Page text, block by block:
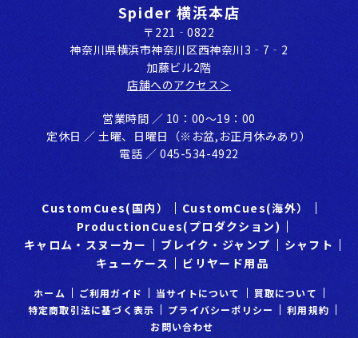
Spider 横浜本店
〒221‐0822
神奈川県横浜市神奈川区⻄神奈川3‐7‐2
加藤ビル2階
店舗へのアクセス＞
営業時間 ／ 10：00〜19：00
定休⽇ ／ ⼟曜、⽇曜⽇（※お盆,お正⽉休みあり）
電話 ／ 045-534-4922
CustomCues(国内）
CustomCues(海外）
ProductionCues(プロダクション)
キャロム・スヌーカー
ブレイク・ジャンプ
シャフト
キューケース
ビリヤード用品
ホーム ご利⽤ガイド 当サイトについて
買取について
特定商取引法に基づく表示
プライバシーポリシー
利⽤規約
お問い合わせ